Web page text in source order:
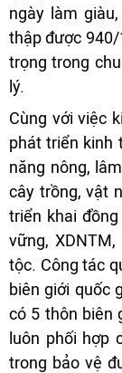
ngày làm
thập được 940/
trọng trong
lý.
Cùng với việc
phát triển kinh
năng nông,
cây trồng, vật
triển khai
vững,
tộc. Công tác
biên giới quốc
có 5 thôn biên
luôn phối hợp
trong bảo vệ